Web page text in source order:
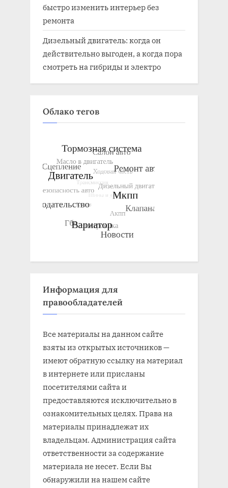
быстро изменить интерьер без
ремонта
Дизельный двигатель: когда он
действительно выгоден, а когда пора
смотреть на гибриды и электро
Облако тегов
Информация для
правообладателей
Все материалы на данном сайте
взяты из открытых источников —
имеют обратную ссылку на материал
в интернете или присланы
посетителями сайта и
предоставляются исключительно в
ознакомительных целях. Права на
материалы принадлежат их
владельцам. Администрация сайта
ответственности за содержание
материала не несет. Если Вы
обнаружили на нашем сайте